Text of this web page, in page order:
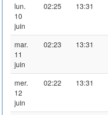
lun.
10
juin
02:25 13:31
mar.
11
juin
02:23 13:31
mer.
12
juin
02:22 13:31